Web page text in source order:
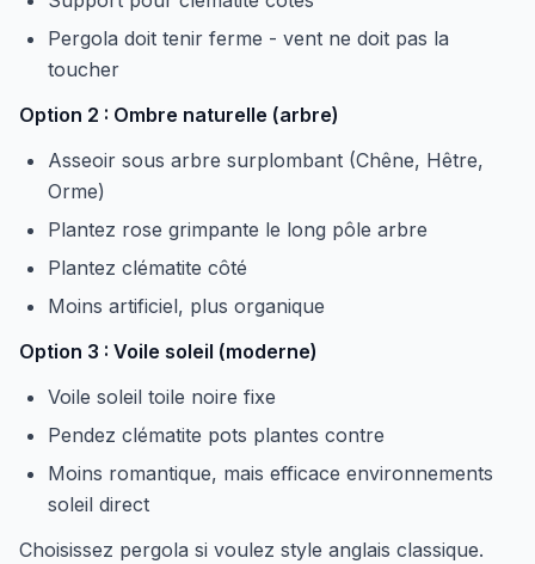
Pergola doit tenir ferme - vent ne doit pas la
toucher
Option 2 : Ombre naturelle (arbre)
Asseoir sous arbre surplombant (Chêne, Hêtre,
Orme)
Plantez rose grimpante le long pôle arbre
Plantez clématite côté
Moins artificiel, plus organique
Option 3 : Voile soleil (moderne)
Voile soleil toile noire fixe
Pendez clématite pots plantes contre
Moins romantique, mais efficace environnements
soleil direct
Choisissez pergola si voulez style anglais classique.